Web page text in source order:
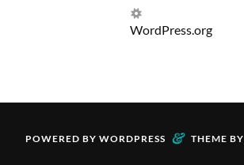
WordPress.org
POWERED BY WORDPRESS & THEME BY